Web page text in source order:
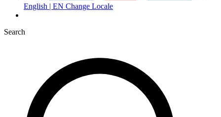
English | EN Change Locale
Search